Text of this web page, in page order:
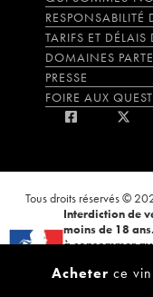
Acheter ce vin
RESPONSABILITÉ
TARIFS ET
DOMAINES
PRESSE
FOIRE AUX
Tous droits réservés ©
Interdiction de
moins de 18
à consommer
ligne. CODE DE LA